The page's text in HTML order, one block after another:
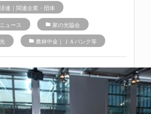
連｜関連企業・団体
ュース folder 家の光協会
folder 農林中金｜ＪＡバンク等